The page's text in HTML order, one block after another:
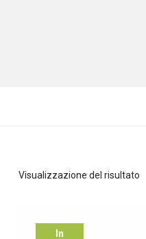
Visualizzazione del risultato
In